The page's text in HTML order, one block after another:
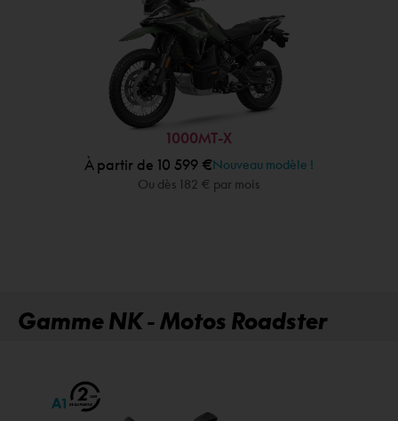
1000MT-X
À partir de 10 599 €Nouveau modèle !
Ou dès 182 € par mois
Gamme NK - Motos Roadster